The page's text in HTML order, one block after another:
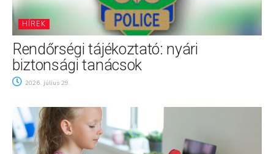
HÍREK
Rendőrségi tájékoztató: nyári
biztonsági tanácsok
2026. július 29.